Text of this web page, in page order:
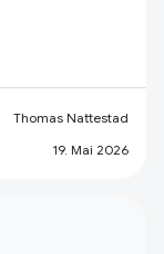
Thomas Nattestad
19. Mai 2026